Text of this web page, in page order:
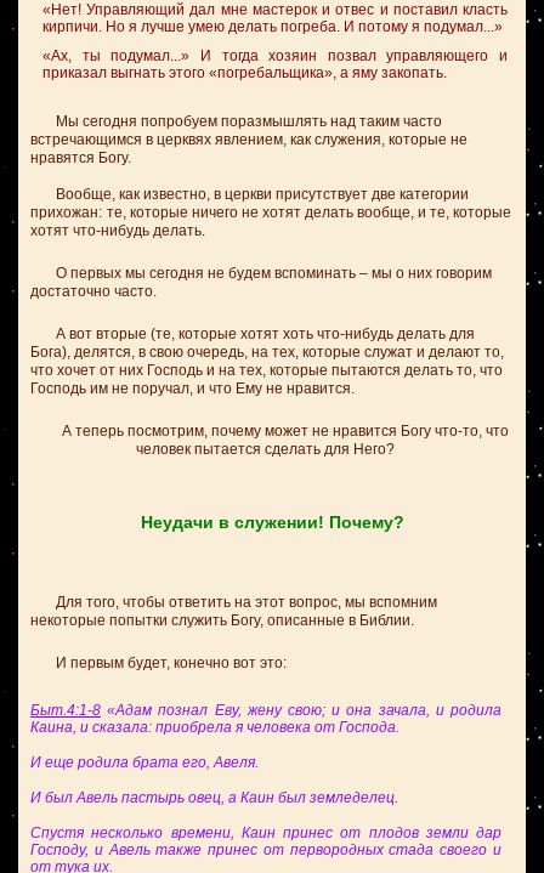
«Нет! Управляющий дал мне мастерок и отвес и поставил класть
кирпичи. Но я лучше умею делать погреба. И потому я подумал...»
«Ах, ты подумал...» И тогда хозяин позвал управляющего и
приказал выгнать этого «погребальщика», а яму закопать.
Мы сегодня попробуем поразмышлять над таким часто
встречающимся в церквях явлением, как служения, которые не
нравятся Богу.
Вообще, как известно, в церкви присутствует две категории
прихожан: те, которые ничего не хотят делать вообще, и те, которые
хотят что-нибудь делать.
О первых мы сегодня не будем вспоминать – мы о них говорим
достаточно часто.
А вот вторые (те, которые хотят хоть что-нибудь делать для
Бога), делятся, в свою очередь, на тех, которые служат и делают то,
что хочет от них Господь и на тех, которые пытаются делать то, что
Господь им не поручал, и что Ему не нравится.
А теперь посмотрим, почему может не нравится Богу что-то, что
человек пытается сделать для Него?
Неудачи в служении! Почему?
Для того, чтобы ответить на этот вопрос, мы вспомним
некоторые попытки служить Богу, описанные в Библии.
И первым будет, конечно вот это:
Быт.4:1-8 «Адам познал Еву, жену свою; и она зачала, и родила
Каина, и сказала: приобрела я человека от Господа.
И еще родила брата его, Авеля.
И был Авель пастырь овец, а Каин был земледелец.
Спустя несколько времени, Каин принес от плодов земли дар
Господу, и Авель также принес от первородных стада своего и
от тука их.